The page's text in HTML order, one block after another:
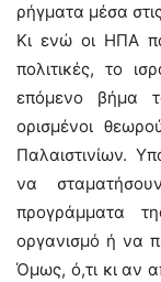
ρήγματα μέσα
Κι ενώ οι ΗΠΑ
πολιτικές, το
επόμενο βήμα
ορισμένοι
Παλαιστινίων.
να
προγράμματα
οργανισμό ή να
Όμως, ό,τι κι αν